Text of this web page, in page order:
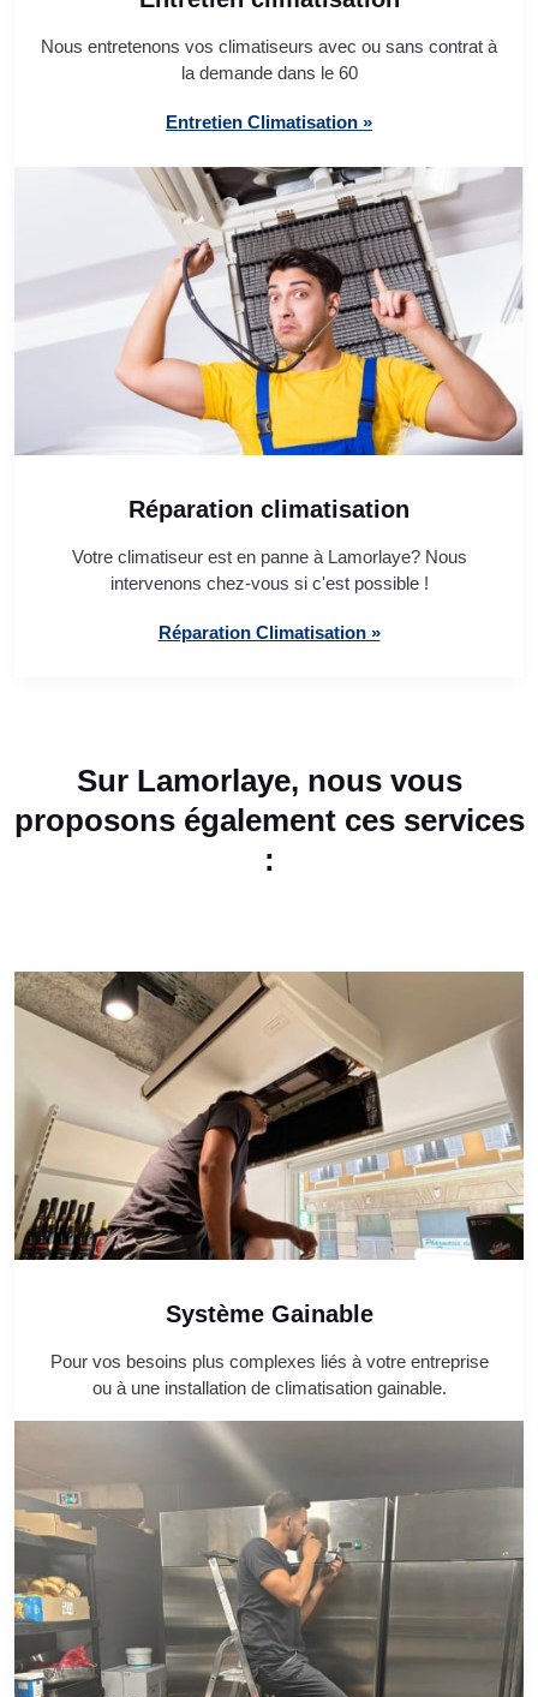
Nous entretenons vos climatiseurs avec ou sans contrat à
la demande dans le 60
Entretien Climatisation »
Réparation climatisation
Votre climatiseur est en panne à Lamorlaye? Nous
intervenons chez-vous si c'est possible !
Réparation Climatisation »
Sur Lamorlaye, nous vous
proposons également ces services
:
Système Gainable
Pour vos besoins plus complexes liés à votre entreprise
ou à une installation de climatisation gainable.